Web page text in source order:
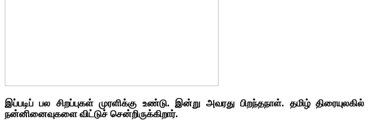
இப்படிப் பல சிறப்புகள் முரளிக்கு உண்டு. இன்று அவரது பிறந்தநாள். தமிழ்
நன்னினைவுகளை விட்டுச் சென்றிருக்கிறார்.